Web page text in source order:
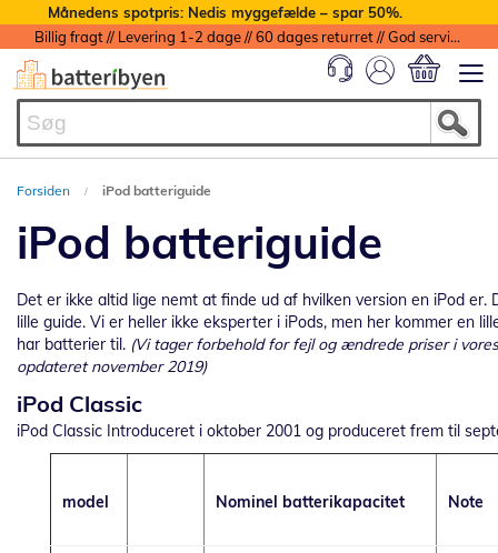
Månedens spotpris: Nedis myggefælde – spar 50%.
Billig fragt // Levering 1-2 dage // 60 dages returret // God service med garanti
Forsiden iPod batteriguide
iPod batteriguide
Det er ikke altid lige nemt at finde ud af hvilken version en iPod er.
lille guide. Vi er heller ikke eksperter i iPods, men her kommer en
har batterier til. (Vi tager forbehold for fejl og ændrede priser i
opdateret november 2019)
iPod Classic
iPod Classic Introduceret i oktober 2001 og produceret frem til
model Nominel batterikapacitet Note